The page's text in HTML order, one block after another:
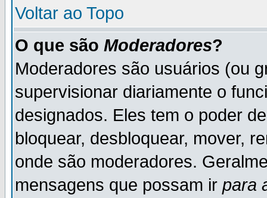
Voltar ao Topo
O que são Moderadores?
Moderadores são usuários (ou
supervisionar diariamente o
designados. Eles tem o poder
bloquear, desbloquear, mover,
onde são moderadores.
mensagens que possam ir para